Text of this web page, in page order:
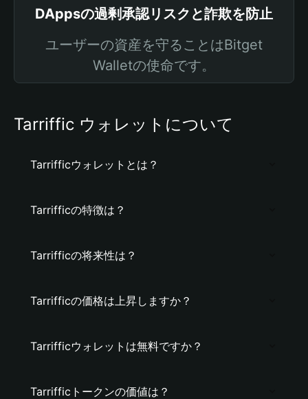
DAppsの過剰承認リスクと詐欺を防止
ユーザーの資産を守ることはBitget
Walletの使命です。
Tarriffic ウォレットについて
Tarrifficウォレットとは？
Tarrifficの特徴は？
Tarrifficの将来性は？
Tarrifficの価格は上昇しますか？
Tarrifficウォレットは無料ですか？
Tarrifficトークンの価値は？